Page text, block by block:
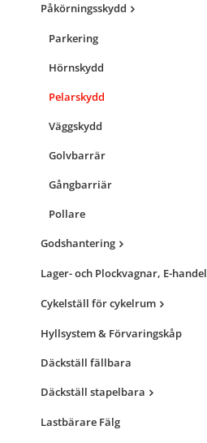
Påkörningsskydd
Parkering
Hörnskydd
Pelarskydd
Väggskydd
Golvbarrär
Gångbarriär
Pollare
Godshantering
Lager- och Plockvagnar, E-handel
Cykelställ för cykelrum
Hyllsystem & Förvaringskåp
Däckställ fällbara
Däckställ stapelbara
Lastbärare Fälg